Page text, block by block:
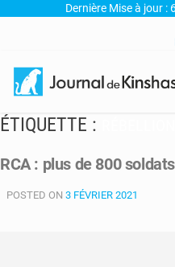
Dernière Mise à jour :
ÉTIQUETTE :
RCA : plus de 800
POSTED ON 3 FÉVRIER 2021